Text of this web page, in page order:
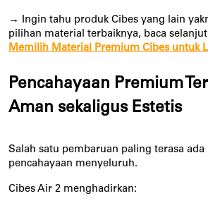
→ Ingin tahu produk Cibes yang lain
pilihan material terbaiknya, baca
Memilih Material Premium Cibes untuk
Pencahayaan Premium
Aman sekaligus Estetis
Salah satu pembaruan paling terasa ada
pencahayaan menyeluruh.
Cibes Air 2 menghadirkan: